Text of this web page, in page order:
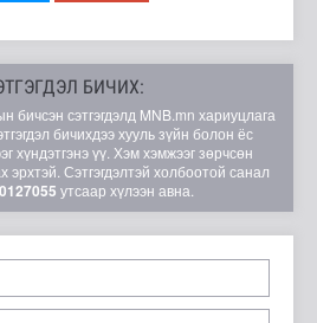
БИЧИХ:
сэтгэгдэлд MNB.mn хариуцлага
бичихдээ хууль зүйн болон ёс
хүндэтгэнэ үү. Хэм хэмжээг зөрчсөн
эрхтэй. Сэтгэгдэлтэй холбоотой санал
утсаар хүлээн авна.